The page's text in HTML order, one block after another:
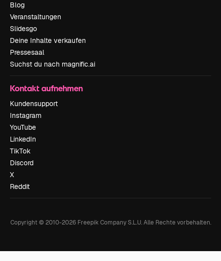
Blog
Veranstaltungen
Slidesgo
Deine Inhalte verkaufen
Pressesaal
Suchst du nach magnific.ai
Kontakt aufnehmen
Kundensupport
Instagram
YouTube
LinkedIn
TikTok
Discord
X
Reddit
Copyright © 2010-2026Freepik Company S.L.U. Alle Rechte vorbehalten.